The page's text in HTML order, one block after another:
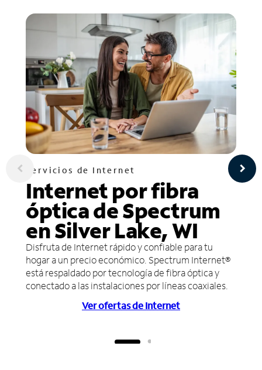
Servicios de Internet
Internet por fibra
óptica de Spectrum
en Silver Lake, WI
Disfruta de Internet rápido y confiable para tu
hogar a un precio económico. Spectrum Internet®
está respaldado por tecnología de fibra óptica y
conectado a las instalaciones por líneas coaxiales.
Ver ofertas de Internet